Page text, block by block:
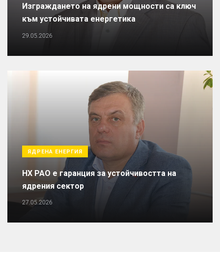
Изграждането на ядрени мощности са ключ
към устойчивата енергетика
29.05.2026
ЯДРЕНА ЕНЕРГИЯ
НХ РАО е гаранция за устойчивостта на
ядрения сектор
27.05.2026